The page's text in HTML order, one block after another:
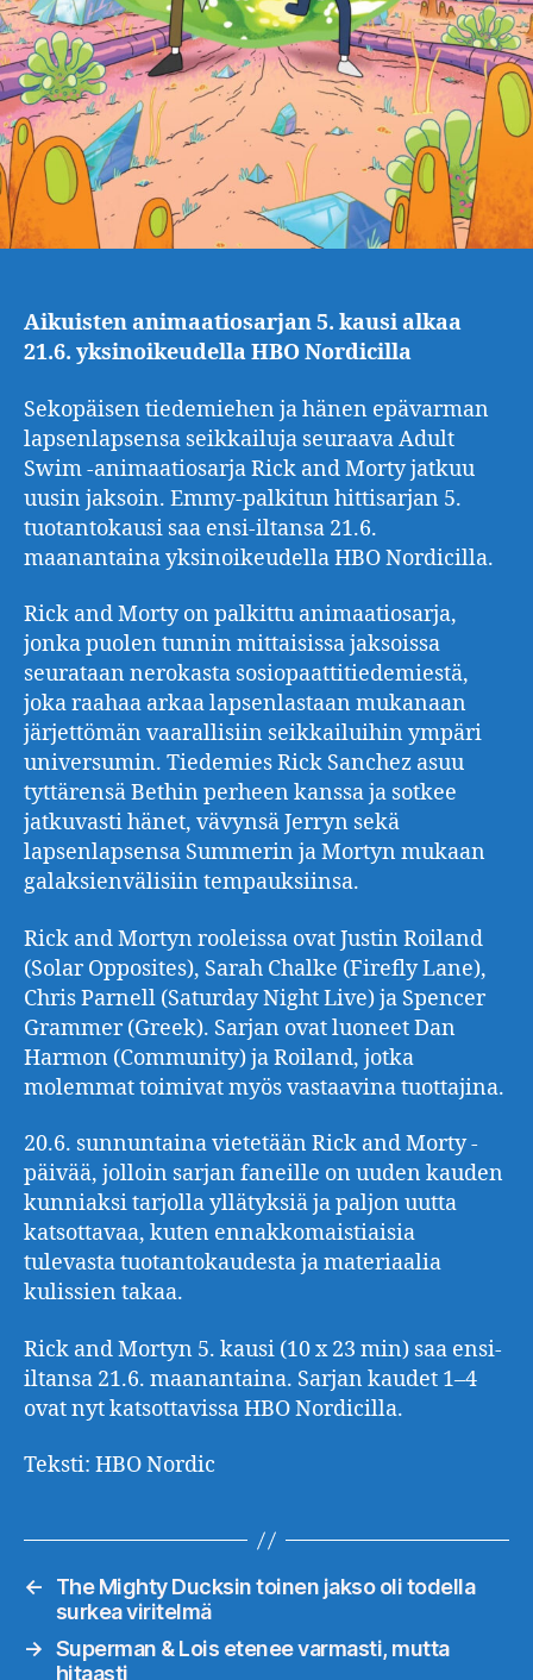
Aikuisten animaatiosarjan 5. kausi alkaa
21.6. yksinoikeudella HBO Nordicilla
Sekopäisen tiedemiehen ja hänen epävarman
lapsenlapsensa seikkailuja seuraava Adult
Swim -animaatiosarja Rick and Morty jatkuu
uusin jaksoin. Emmy-palkitun hittisarjan 5.
tuotantokausi saa ensi-iltansa 21.6.
maanantaina yksinoikeudella HBO Nordicilla.
Rick and Morty on palkittu animaatiosarja,
jonka puolen tunnin mittaisissa jaksoissa
seurataan nerokasta sosiopaattitiedemiestä,
joka raahaa arkaa lapsenlastaan mukanaan
järjettömän vaarallisiin seikkailuihin ympäri
universumin. Tiedemies Rick Sanchez asuu
tyttärensä Bethin perheen kanssa ja sotkee
jatkuvasti hänet, vävynsä Jerryn sekä
lapsenlapsensa Summerin ja Mortyn mukaan
galaksienvälisiin tempauksiinsa.
Rick and Mortyn rooleissa ovat Justin Roiland
(Solar Opposites), Sarah Chalke (Firefly Lane),
Chris Parnell (Saturday Night Live) ja Spencer
Grammer (Greek). Sarjan ovat luoneet Dan
Harmon (Community) ja Roiland, jotka
molemmat toimivat myös vastaavina tuottajina.
20.6. sunnuntaina vietetään Rick and Morty -
päivää, jolloin sarjan faneille on uuden kauden
kunniaksi tarjolla yllätyksiä ja paljon uutta
katsottavaa, kuten ennakkomaistiaisia
tulevasta tuotantokaudesta ja materiaalia
kulissien takaa.
Rick and Mortyn 5. kausi (10 x 23 min) saa ensi-
iltansa 21.6. maanantaina. Sarjan kaudet 1–4
ovat nyt katsottavissa HBO Nordicilla.
Teksti: HBO Nordic
←
The Mighty Ducksin toinen jakso oli todella
surkea viritelmä
→ Superman & Lois etenee varmasti, mutta
hitaasti